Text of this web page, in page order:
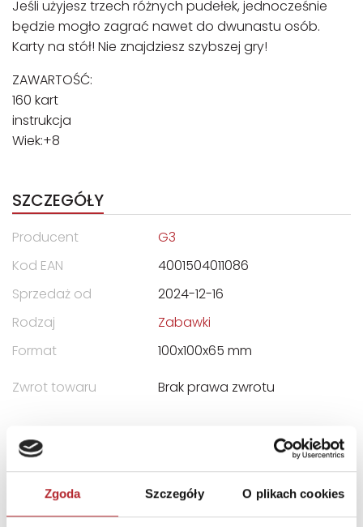
Zgoda Szczegóły O plikach cookies
Jeśli użyjesz trzech różnych pudełek, jednocześnie
będzie mogło zagrać nawet do dwunastu osób.
Karty na stół! Nie znajdziesz szybszej gry!
ZAWARTOŚĆ:
160 kart
instrukcja
Wiek:+8
SZCZEGÓŁY
Producent
G3
Kod EAN
4001504011086
Sprzedaż od
2024-12-16
Rodzaj
Zabawki
Format
100x100x65 mm
Zwrot towaru
Brak prawa zwrotu
DANE OSOBY ODPOWIEDZIALNEJ
OGRANICZONĄ
ODPOWIEDZIALNOŚCIĄ